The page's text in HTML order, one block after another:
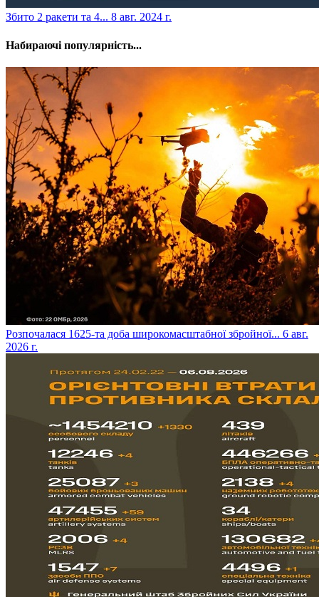
​Збито 2 ракети та 4... 8 авг. 2024 г.
Набираючі популярність...
​Розпочалася 1625-та доба широкомасштабної збройної... 6 авг.
2026 г.